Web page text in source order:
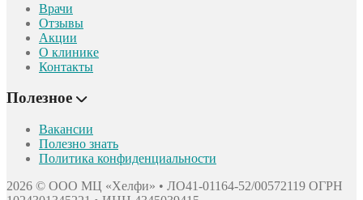
Врачи
Отзывы
Акции
О клинике
Контакты
Полезное
Вакансии
Полезно знать
Политика конфиденциальности
2026 © ООО МЦ «Хелфи» • ЛО41-01164-52/00572119 ОГРН